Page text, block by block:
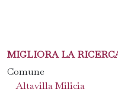
MIGLIORA LA
Comune
Altavilla Milicia